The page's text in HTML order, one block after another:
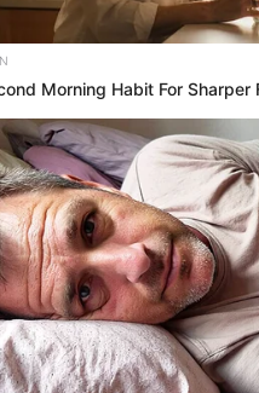
Morning Habit For Sharper